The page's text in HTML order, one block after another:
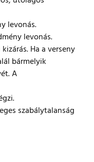
levonás.
levonás.
Ha a verseny
bármelyik
A
szabálytalanság